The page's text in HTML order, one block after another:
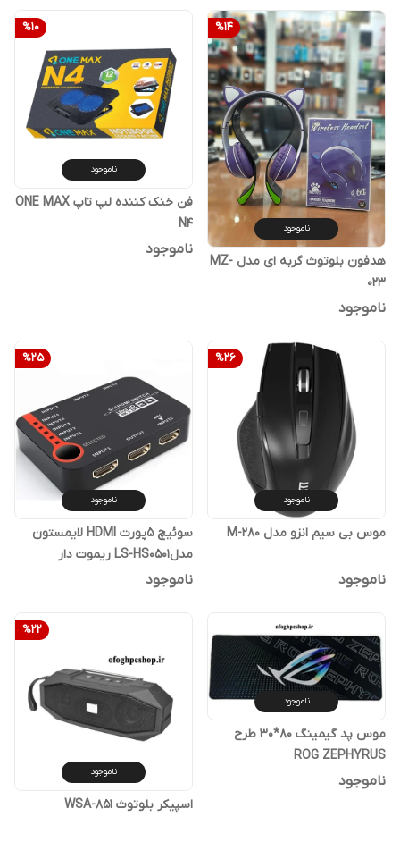
%14
ناموجود
هدفون بلوتوث گربه ای مدل MZ-
023
ناموجود
%10
ناموجود
فن خنک کننده لپ تاپ ONE MAX
N4
ناموجود
%26
ناموجود
موس بی سیم انزو مدل M-280
ناموجود
%25
ناموجود
سوئیچ 5پورت HDMI لایمستون
مدلLS-HS0501 ریموت دار
ناموجود
ناموجود
موس پد گیمینگ 80*30 طرح
ROG ZEPHYRUS
ناموجود
%22
ناموجود
اسپیکر بلوتوث WSA-851